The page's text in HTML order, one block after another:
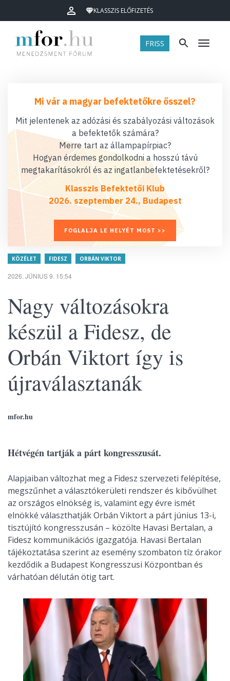
KLASSZIS ELŐFIZETÉS
FRISS Menü
Mi vár a magyar befektetőkre ősszel?
Mit jelentenek az adózási és szabályozási változások
a befektetők számára?
Merre tart az állampapírpiac?
Hogyan érdemes gondolkodni a hosszú távú
megtakarításokról és az ingatlanbefektetésekről?
Klasszis Befektetői Klub
2026. szeptember 24., Budapest
FOGLALJA LE HELYÉT MOST >>
KÖZÉLET FIDESZ ORBÁN VIKTOR
2026. JÚNIUS 9. 15:54
Nagy változásokra
készül a Fidesz, de
Orbán Viktort így is
újraválasztanák
mfor.hu
Hétvégén tartják a párt kongresszusát.
Alapjaiban változhat meg a Fidesz szervezeti felépítése,
megszűnhet a választókerületi rendszer és kibővülhet
az országos elnökség is, valamint egy évre ismét
elnökké választhatják Orbán Viktort a párt június 13-i,
tisztújító kongresszusán – közölte Havasi Bertalan, a
Fidesz kommunikációs igazgatója. Havasi Bertalan
tájékoztatása szerint az esemény szombaton tíz órakor
kezdődik a Budapest Kongresszusi Központban és
várhatóan délután ötig tart.